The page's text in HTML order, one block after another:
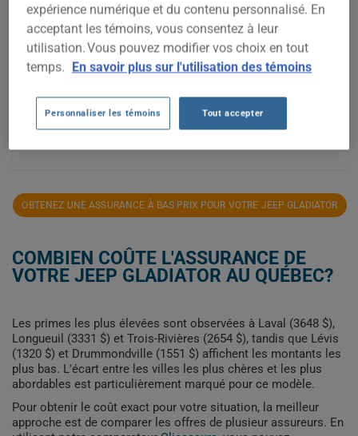
1 000$
1 400$
1 600$
OBTENEZ UNE ASSURANCE À BAS PRIX POUR VOTRE JEEP GLADIATOR
COMBIEN COÛTE L'ASSURANCE DE
VOTRE JEEP GLADIATOR AU QUÉBEC?
Les primes les plus élevées sont observées à Laval (3648 $),
Longueuil (3331 $) et Trois-Rivières (2654 $), tandis que Lévis
(1320 $) et Drummondville (1551 $) affichent les montants les
plus bas. L'écart entre les villes les plus chères et les plus
abordables est particulièrement marqué pour ce modèle.
Pour obtenir le coût exact pour votre situation, la meilleur
approche est de comparer les offres de plusieur assureurs. En
expérience numérique et du contenu personnalisé. En
acceptant les témoins, vous consentez à leur
utilisation. Vous pouvez modifier vos choix en tout
temps. En savoir plus sur l'utilisation des témoins
Personnaliser les témoins Tout accepter